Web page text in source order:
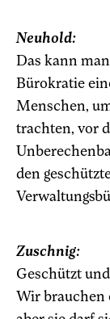
Neuhold:
Das kann
Bürokratie
Menschen,
trachten, vor
den
Zuschnig:
Geschützt
Wir brauchen